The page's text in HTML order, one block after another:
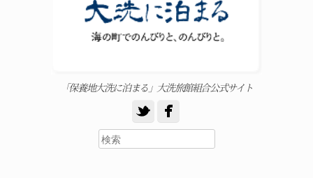
「保養地大洗に泊まる」大洗旅館組合公式サイト